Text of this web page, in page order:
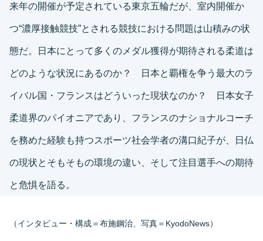
来年の開催が予定されている東京五輪だが、室内開催か
つ“濃厚接触競技”とされる競技における問題は山積みの状
態だ。日本にとって多くのメダル獲得が期待される柔道は
どのような状況にあるのか？ 日本と覇権を争う最大のラ
イバル国・フランスはどういった現状なのか？ 日本女子
柔道界のパイオニアであり、フランスのナショナルコーチ
を務めた経験も持つスポーツ社会学者の溝口紀子が、日仏
の現状とそもそもの環境の違い、そして注目選手への期待
と危惧を語る。
（インタビュー・構成＝布施鋼治、写真＝KyodoNews）